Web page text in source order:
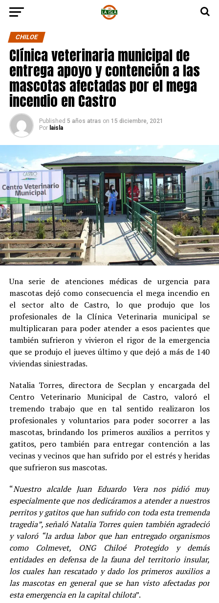
CHILOE
Clínica veterinaria municipal de
entrega apoyo y contención a las
mascotas afectadas por el mega
incendio en Castro
Published 5 años atras on 15 diciembre, 2021
Por laisla
Una serie de atenciones médicas de urgencia para
mascotas dejó como consecuencia el mega incendio en
el sector alto de Castro, lo que produjo que los
profesionales de la Clínica Veterinaria municipal se
multiplicaran para poder atender a esos pacientes que
también sufrieron y vivieron el rigor de la emergencia
que se produjo el jueves último y que dejó a más de 140
viviendas siniestradas.
Natalia Torres, directora de Secplan y encargada del
Centro Veterinario Municipal de Castro, valoró el
tremendo trabajo que en tal sentido realizaron los
profesionales y voluntarios para poder socorrer a las
mascotas, brindando los primeros auxilios a perritos y
gatitos, pero también para entregar contención a las
vecinas y vecinos que han sufrido por el estrés y heridas
que sufrieron sus mascotas.
“Nuestro alcalde Juan Eduardo Vera nos pidió muy
especialmente que nos dedicáramos a atender a nuestros
perritos y gatitos que han sufrido con toda esta tremenda
tragedia”, señaló Natalia Torres quien también agradeció
y valoró “la ardua labor que han entregado organismos
como Colmevet, ONG Chiloé Protegido y demás
entidades en defensa de la fauna del territorio insular,
los cuales han rescatado y dado los primeros auxilios a
las mascotas en general que se han visto afectadas por
esta emergencia en la capital chilota”.